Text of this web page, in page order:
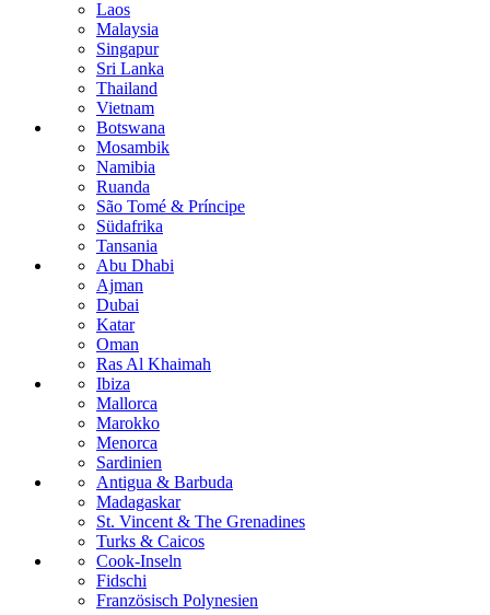
Laos
Malaysia
Singapur
Sri Lanka
Thailand
Vietnam
Botswana
Mosambik
Namibia
Ruanda
São Tomé & Príncipe
Südafrika
Tansania
Abu Dhabi
Ajman
Dubai
Katar
Oman
Ras Al Khaimah
Ibiza
Mallorca
Marokko
Menorca
Sardinien
Antigua & Barbuda
Madagaskar
St. Vincent & The Grenadines
Turks & Caicos
Cook-Inseln
Fidschi
Französisch Polynesien